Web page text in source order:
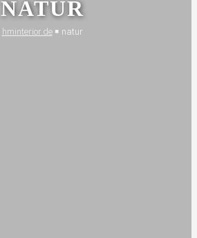
NATUR
hminterior.de￭ natur